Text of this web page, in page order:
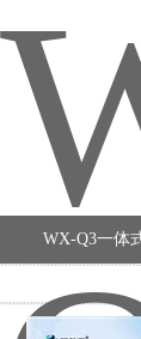
WX-Q3一体